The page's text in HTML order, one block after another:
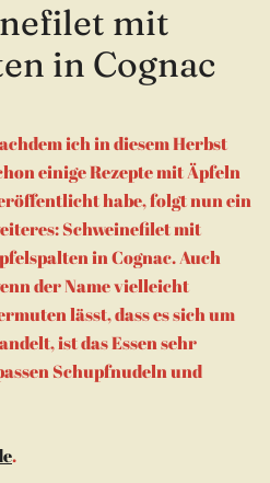
mit
in Cognac
ich in diesem Herbst
einige Rezepte mit Äpfeln
habe, folgt nun ein
Schweinefilet mit
in Cognac. Auch
der Name vielleicht
lässt, dass es sich um
ist das Essen sehr
Schupfnudeln und
.